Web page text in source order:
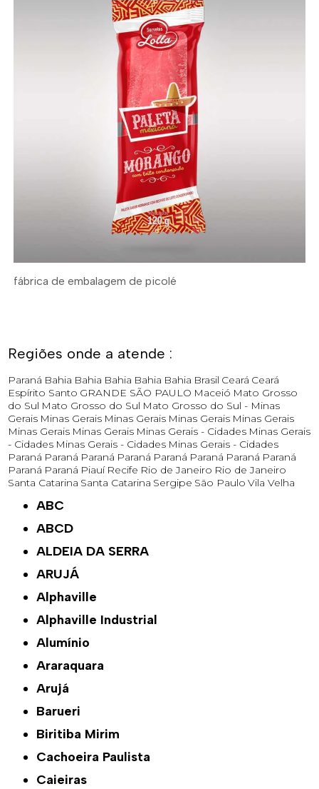
fábrica de embalagem de picolé
Regiões onde a atende :
Paraná Bahia Bahia Bahia Bahia Bahia Brasil Ceará Ceará
Espírito Santo GRANDE SÃO PAULO Maceió Mato Grosso
do Sul Mato Grosso do Sul Mato Grosso do Sul - Minas
Gerais Minas Gerais Minas Gerais Minas Gerais Minas Gerais
Minas Gerais Minas Gerais Minas Gerais - Cidades Minas Gerais
- Cidades Minas Gerais - Cidades Minas Gerais - Cidades
Paraná Paraná Paraná Paraná Paraná Paraná Paraná Paraná
Paraná Paraná Piauí Recife Rio de Janeiro Rio de Janeiro
Santa Catarina Santa Catarina Sergipe São Paulo Vila Velha
ABC
ABCD
ALDEIA DA SERRA
ARUJÁ
Alphaville
Alphaville Industrial
Alumínio
Araraquara
Arujá
Barueri
Biritiba Mirim
Cachoeira Paulista
Caieiras